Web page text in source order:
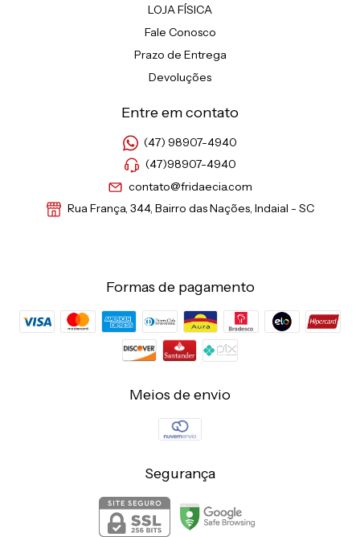
LOJA FÍSICA
Fale Conosco
Prazo de Entrega
Devoluções
Entre em contato
(47) 98907-4940
(47)98907-4940
contato@fridaecia.com
Rua França, 344, Bairro das Nações, Indaial - SC
Formas de pagamento
Meios de envio
Segurança